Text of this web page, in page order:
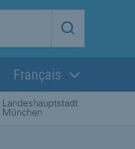
Start
Langue
Français